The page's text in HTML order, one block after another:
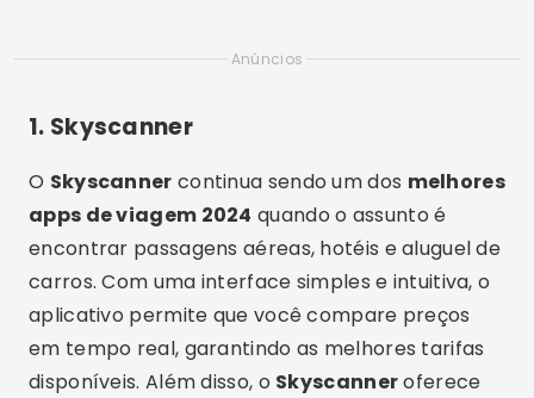
Anúncios
1. Skyscanner
O Skyscanner continua sendo um dos melhores
apps de viagem 2024 quando o assunto é
encontrar passagens aéreas, hotéis e aluguel de
carros. Com uma interface simples e intuitiva, o
aplicativo permite que você compare preços
em tempo real, garantindo as melhores tarifas
disponíveis. Além disso, o Skyscanneroferece